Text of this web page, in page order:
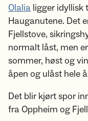
Olalia ligger idyllisk
Hauganutene. Det
Fjellstove,
normalt låst, men
sommer, høst og
åpen og ulåst hele
Det blir kjørt spor
fra Oppheim og